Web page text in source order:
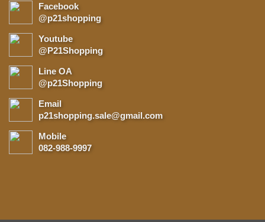
Facebook
@p21shopping
Youtube
@P21Shopping
Line OA
@p21Shopping
Email
p21shopping.sale@gmail.com
Mobile
082-988-9997